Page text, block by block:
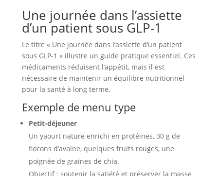
Une journée dans l’assiette
d’un patient sous GLP-1
Le titre « Une journée dans l’assiette d’un patient
sous GLP-1 » illustre un guide pratique essentiel. Ces
médicaments réduisent l’appétit, mais il est
nécessaire de maintenir un équilibre nutritionnel
pour la santé à long terme.
Exemple de menu type
Petit-déjeuner
Un yaourt nature enrichi en protéines, 30 g de
flocons d’avoine, quelques fruits rouges, une
poignée de graines de chia.
Objectif : soutenir la satiété et préserver la masse